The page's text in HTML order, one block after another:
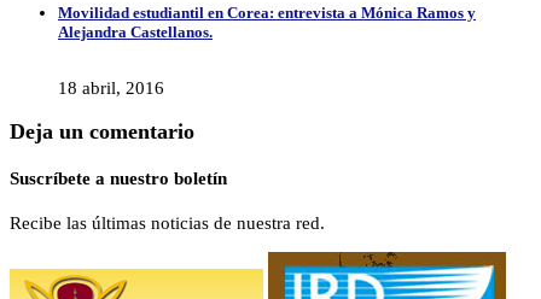
Movilidad estudiantil en Corea: entrevista a Mónica Ramos y
Alejandra Castellanos.
18 abril, 2016
Deja un comentario
Suscríbete a nuestro boletín
Recibe las últimas noticias de nuestra red.